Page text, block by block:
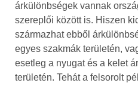
árkülönbségek vannak
szereplői között is. Hiszen
származhat ebből
egyes szakmák területén,
esetleg a nyugat és a kelet
területén. Tehát a felsorolt